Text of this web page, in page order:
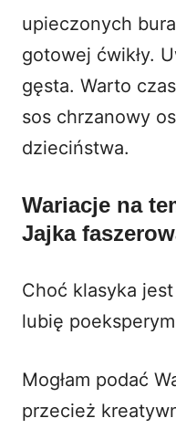
upieczonych
gotowej ćwikły.
gęsta. Warto
sos chrzanowy
dzieciństwa.
Wariacje na
Jajka
Choć klasyka
lubię
Mogłam podać
przecież